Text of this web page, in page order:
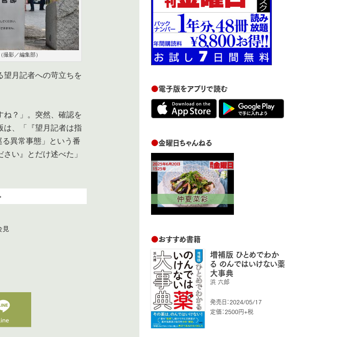
撮影／編集部）
望月記者への苛立ちを
ね？」。突然、確認を
は、「『望月記者は指
異常事態」という番
い』とだけ述べた」
見
●電子版をアプリで読む
●金曜日ちゃんねる
●おすすめ書籍
増補版 ひとめでわか
る のんではいけない薬
大事典
浜 六郎
発売日：2024/05/17
定価：2500円+税